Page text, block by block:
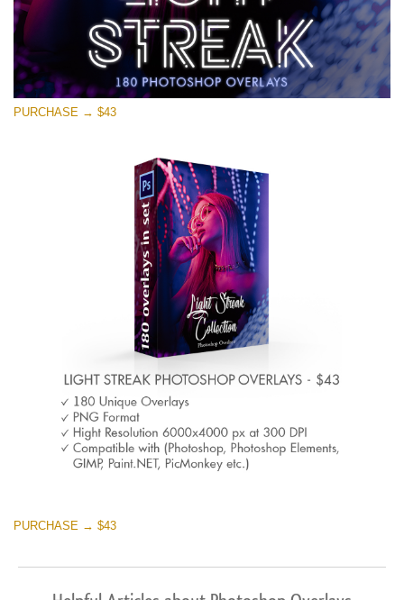
PURCHASE → $43
PURCHASE → $43